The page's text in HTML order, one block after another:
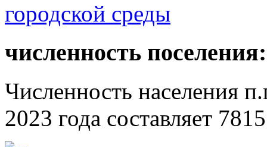
численность поселения:
Численность населения
2023 года составляет